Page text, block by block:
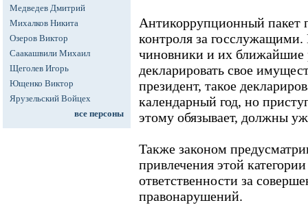
Медведев Дмитрий
Михалков Никита
Озеров Виктор
Саакашвили Михаил
Щеголев Игорь
Ющенко Виктор
Ярузельский Войцех
все персоны
Антикоррупционный пакет
контроля за госслужащими.
чиновники и их ближайшие
декларировать свое
президент, такое
календарный год, но
этому обязывает, должны
Также законом
привлечения этой
ответственности за
правонарушений.